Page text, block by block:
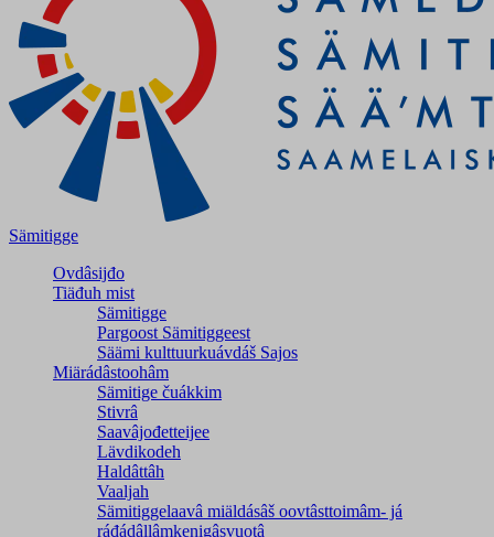
Sämitigge
Ovdâsijđo
Tiäđuh mist
Sämitigge
Pargoost Sämitiggeest
Säämi kulttuurkuávdáš Sajos
Miärádâstoohâm
Sämitige čuákkim
Stivrâ
Saavâjođetteijee
Lävdikodeh
Haldâttâh
Vaaljah
Sämitiggelaavâ miäldásâš oovtâsttoimâm- já
ráđádâllâmkenigâsvuotâ